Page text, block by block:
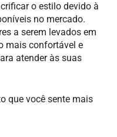
o estilo devido à
no mercado.
a serem levados em
mais confortável e
atender às suas